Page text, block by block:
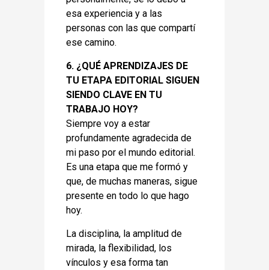
esa experiencia y a las
personas con las que compartí
ese camino.
6. ¿QUÉ APRENDIZAJES DE
TU ETAPA EDITORIAL SIGUEN
SIENDO CLAVE EN TU
TRABAJO HOY?
Siempre voy a estar
profundamente agradecida de
mi paso por el mundo editorial.
Es una etapa que me formó y
que, de muchas maneras, sigue
presente en todo lo que hago
hoy.
La disciplina, la amplitud de
mirada, la flexibilidad, los
vínculos y esa forma tan